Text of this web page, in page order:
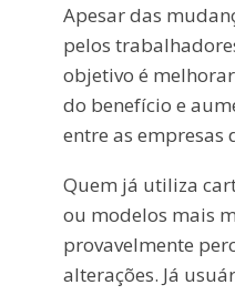
Apesar das
pelos
objetivo é
do benefício e
entre as empresas
Quem já utiliza
ou modelos mais
provavelmente
alterações. Já